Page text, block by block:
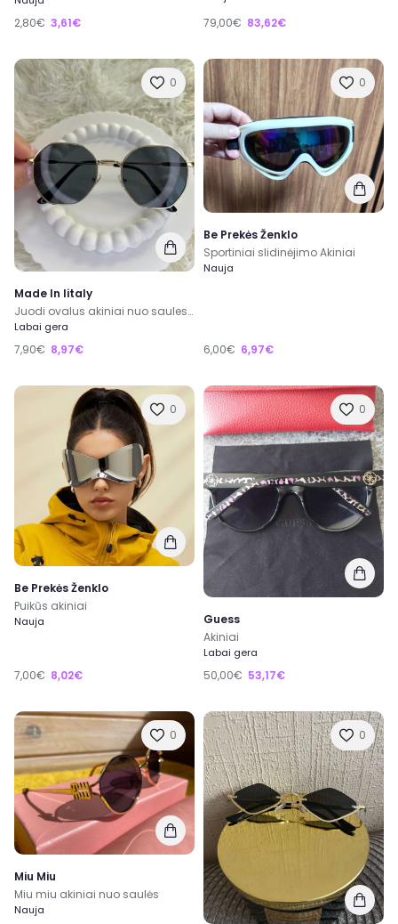
2,80€ 3,61€ 79,00€ 83,62€
0
Made In Iitaly
Juodi ovalus akiniai nuo saules aukso spalvos remeliais
Labai gera
7,90€ 8,97€
0
Be Prekės Ženklo
Sportiniai slidinėjimo Akiniai
Nauja
6,00€ 6,97€
0
Be Prekės Ženklo
Puikūs akiniai
Nauja
7,00€ 8,02€
0
Guess
Akiniai
Labai gera
50,00€ 53,17€
0
Miu Miu
Miu miu akiniai nuo saulės
Nauja
0